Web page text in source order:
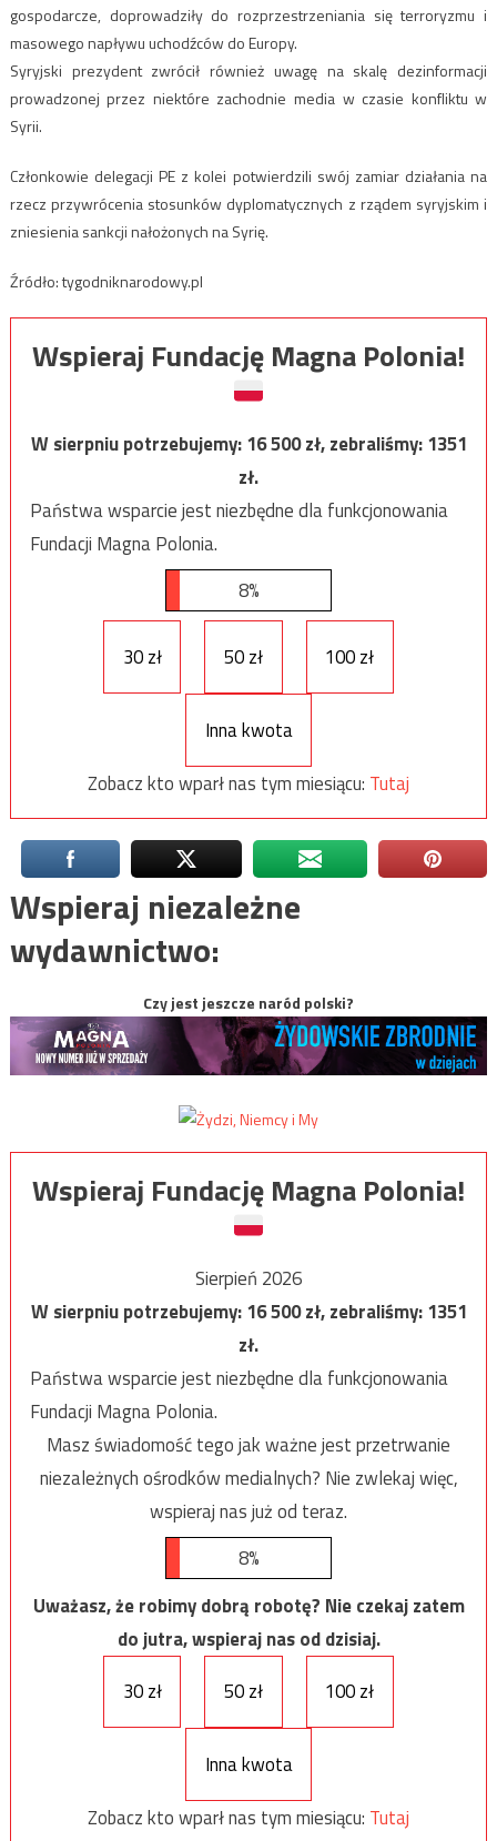
gospodarcze, doprowadziły do rozprzestrzeniania się terroryzmu i
masowego napływu uchodźców do Europy.
Syryjski prezydent zwrócił również uwagę na skalę dezinformacji
prowadzonej przez niektóre zachodnie media w czasie konfliktu w
Syrii.
Członkowie delegacji PE z kolei potwierdzili swój zamiar działania na
rzecz przywrócenia stosunków dyplomatycznych z rządem syryjskim i
zniesienia sankcji nałożonych na Syrię.
Źródło: tygodniknarodowy.pl
Wspieraj Fundację Magna Polonia!
W sierpniu potrzebujemy:16 500zł, zebraliśmy:1351
zł.
Państwa wsparcie jest niezbędne dla funkcjonowania
Fundacji Magna Polonia.
8%
30 zł 50 zł 100 zł
Inna kwota
Zobacz kto wparł nas tym miesiącu: Tutaj
Wspieraj niezależne
wydawnictwo:
Czy jest jeszcze naród polski?
Wspieraj Fundację Magna Polonia!
Sierpień 2026
W sierpniu potrzebujemy:16 500zł, zebraliśmy:1351
zł.
Państwa wsparcie jest niezbędne dla funkcjonowania
Fundacji Magna Polonia.
Masz świadomość tego jak ważne jest przetrwanie
niezależnych ośrodków medialnych? Nie zwlekaj więc,
wspieraj nas już od teraz.
8%
Uważasz, że robimy dobrą robotę? Nie czekaj zatem
do jutra, wspieraj nas od dzisiaj.
30 zł
50 zł 100 zł
Inna kwota
Zobacz kto wparł nas tym miesiącu: Tutaj